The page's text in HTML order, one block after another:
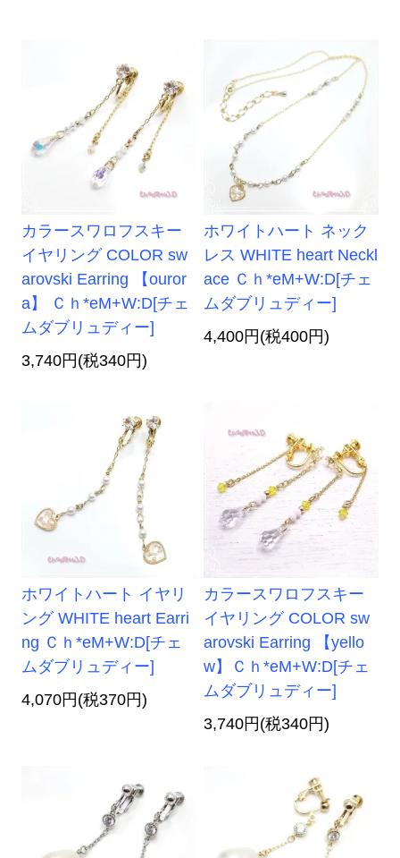
カラースワロフスキー
イヤリング COLOR sw
arovski Earring 【ouror
a】 Ｃｈ*eM+W:D[チェ
ムダブリュディー]
3,740円(税340円)
ホワイトハート ネック
レス WHITE heart Neckl
ace Ｃｈ*eM+W:D[チェ
ムダブリュディー]
4,400円(税400円)
ホワイトハート イヤリ
ング WHITE heart Earri
ng Ｃｈ*eM+W:D[チェ
ムダブリュディー]
4,070円(税370円)
カラースワロフスキー
イヤリング COLOR sw
arovski Earring 【yello
w】Ｃｈ*eM+W:D[チェ
ムダブリュディー]
3,740円(税340円)